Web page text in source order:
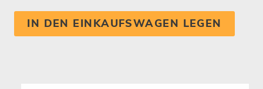
IN DEN EINKAUFSWAGEN LEGEN